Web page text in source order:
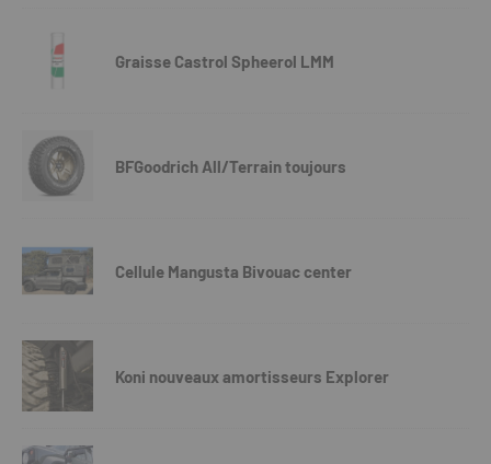
Graisse Castrol Spheerol LMM
BFGoodrich All/Terrain toujours
Cellule Mangusta Bivouac center
Koni nouveaux amortisseurs Explorer